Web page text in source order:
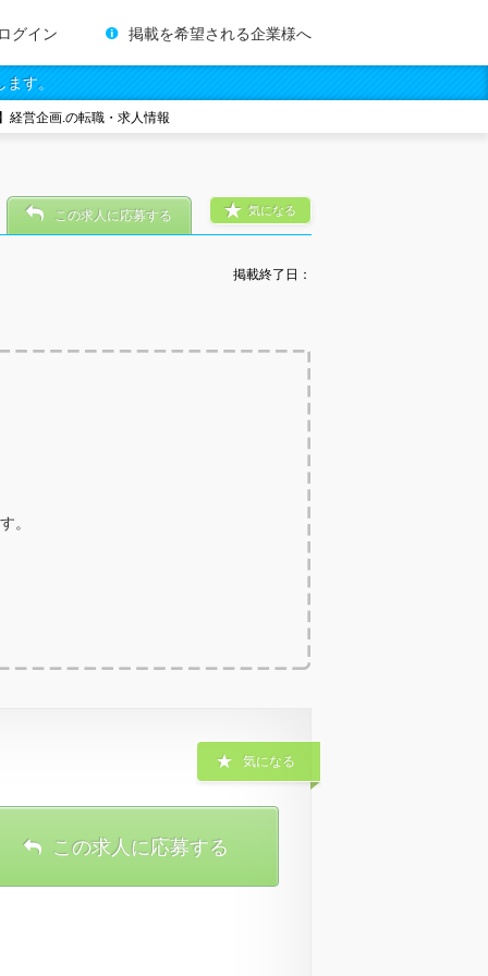
グイン 掲載を希望される企業様へ
す。
経営企画.の転職・求人情報
掲載終了日：
気になる
この求人に応募する
。
気になる
この求人に応募する